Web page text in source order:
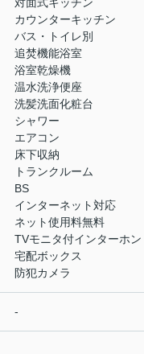
対面式キッチン
カウンターキッチン
バス・トイレ別
追焚機能浴室
浴室乾燥機
温水洗浄便座
洗髪洗面化粧台
シャワー
エアコン
床下収納
トランクルーム
BS
インターネット対応
ネット使用料無料
TVモニタ付インターホン
宅配ボックス
防犯カメラ
-